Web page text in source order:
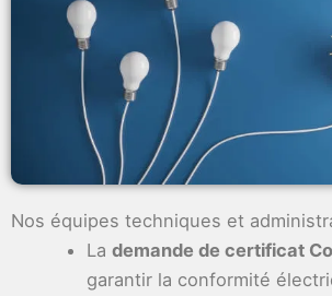
Nos équipes techniques et
Lademande de certificat
garantir la conformité